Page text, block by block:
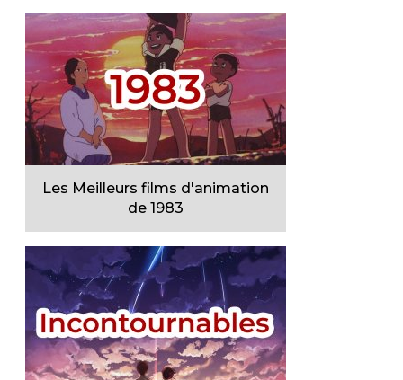
Les Meilleurs films d'animation
de 1983